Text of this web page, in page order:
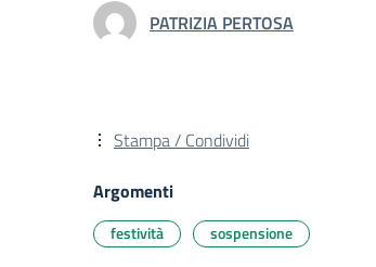
PATRIZIA PERTOSA
Stampa / Condividi
Argomenti
festività sospensione